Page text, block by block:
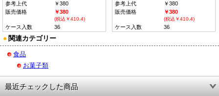
参考上代
￥380
販売価格
￥380
(税込￥410.4)
ケース入数 36
参考上代
￥380
販売価格
￥380
(税込￥410.4)
ケース入数 36
● 関連カテゴリー
食品
お菓子類
最近チェックした商品